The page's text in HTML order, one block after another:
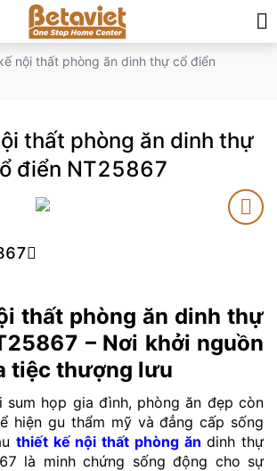
nội thất phòng ăn dinh thự cổ điển
thất phòng ăn dinh thự
điển NT25867
thất phòng ăn dinh thự
– Nơi khởi nguồn
tiệc thượng lưu
sum họp gia đình, phòng ăn đẹp còn
hiện gu thẩm mỹ và đẳng cấp sống
thiết kế nội thất phòng ăn dinh thự
là minh chứng sống động cho sự